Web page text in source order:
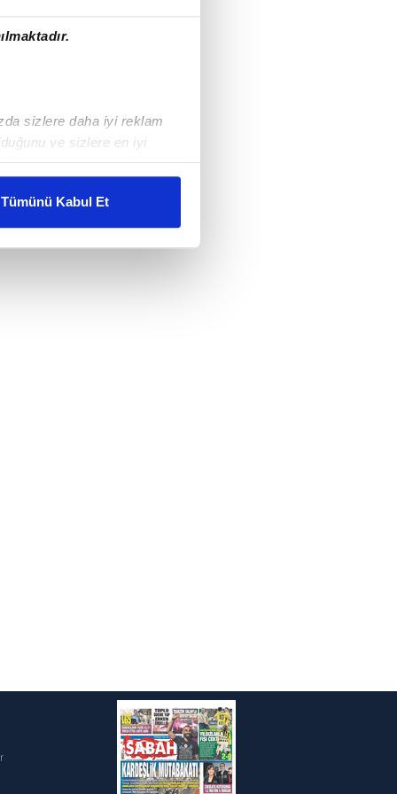
sizlere daha iyi reklam
ve sizlere en iyi
karşılamak
gösterilmeyecektir."
kullanılmaktadır. Bu
sunulması
ve sizlere yönelik
Tümünü Kabul Et